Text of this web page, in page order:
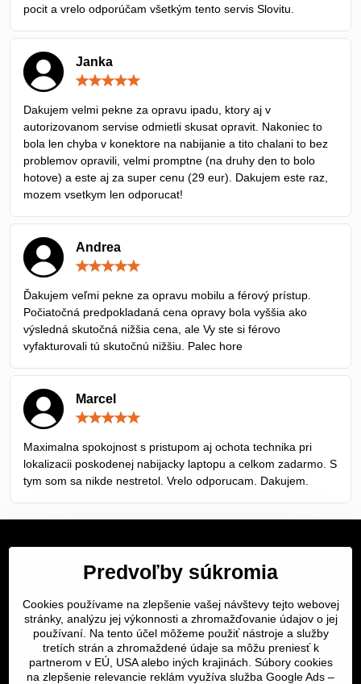
pocit a vrelo odporúčam všetkým tento servis Slovitu.
Janka
5
Dakujem velmi pekne za opravu ipadu, ktory aj v
autorizovanom servise odmietli skusat opravit. Nakoniec to
bola len chyba v konektore na nabijanie a tito chalani to bez
problemov opravili, velmi promptne (na druhy den to bolo
hotove) a este aj za super cenu (29 eur). Dakujem este raz,
mozem vsetkym len odporucat!
Andrea
5
Ďakujem veľmi pekne za opravu mobilu a férový prístup.
Počiatočná predpokladaná cena opravy bola vyššia ako
výsledná skutočná nižšia cena, ale Vy ste si férovo
vyfakturovali tú skutočnú nižšiu. Palec hore
Marcel
5
Maximalna spokojnost s pristupom aj ochota technika pri
lokalizacii poskodenej nabijacky laptopu a celkom zadarmo. S
tym som sa nikde nestretol. Vrelo odporucam. Dakujem.
Servis Bratislava
Servis Košice
Dôležité odkazy
Predvoľby súkromia
Cookies používame na zlepšenie vašej návštevy tejto webovej
stránky, analýzu jej výkonnosti a zhromažďovanie údajov o jej
používaní. Na tento účel môžeme použiť nástroje a služby
tretích strán a zhromaždené údaje sa môžu preniesť k
partnerom v EÚ, USA alebo iných krajinách. Súbory cookies
na zlepšenie relevancie reklám využíva služba Google Ads –